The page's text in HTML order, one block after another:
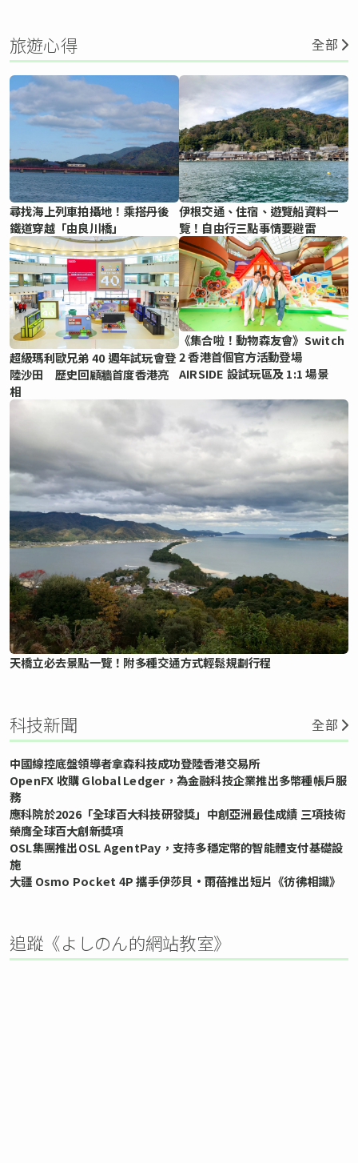
旅遊心得 全部
尋找海上列車拍攝地！乘搭丹後
鐵道穿越「由良川橋」
伊根交通、住宿、遊覽船資料一
覽！自由行三點事情要避雷
超級瑪利歐兄弟 40 週年試玩會登
陸沙田 歷史回顧牆首度香港亮
相
《集合啦！動物森友會》Switch
2 香港首個官方活動登場
AIRSIDE 設試玩區及 1:1 場景
天橋立必去景點一覽！附多種交通方式輕鬆規劃行程
科技新聞 全部
中國線控底盤領導者拿森科技成功登陸香港交易所
OpenFX 收購 Global Ledger，為金融科技企業推出多幣種帳戶服
務
應科院於2026「全球百大科技研發獎」中創亞洲最佳成績 三項技術
榮膺全球百大創新獎項
OSL集團推出OSL AgentPay，支持多穩定幣的智能體支付基礎設
施
大疆 Osmo Pocket 4P 攜手伊莎貝•雨蓓推出短片《彷彿相識》
追蹤《よしのん的網站教室》